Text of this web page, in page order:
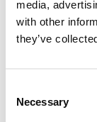
media,
with other
they’ve
Selection
Necessary